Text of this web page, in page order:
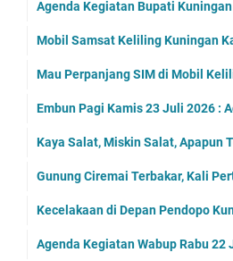
Agenda Kegiatan Bupati
Mobil Samsat Keliling Kuningan
Mau Perpanjang SIM di Mobil
Embun Pagi Kamis 23 Juli 2026 :
Kaya Salat, Miskin Salat, Apapun
Gunung Ciremai Terbakar, Kali
Kecelakaan di Depan Pendopo
Agenda Kegiatan Wabup Rabu 22